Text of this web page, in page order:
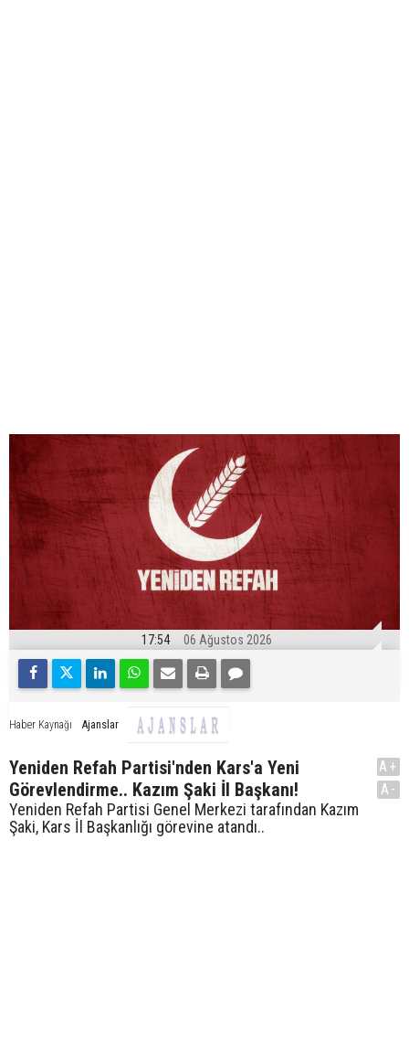
17:54 06 Ağustos 2026
Haber Kaynağı Ajanslar
Yeniden Refah Partisi'nden Kars'a Yeni
Görevlendirme.. Kazım Şaki İl Başkanı!
Yeniden Refah Partisi Genel Merkezi tarafından Kazım
Şaki, Kars İl Başkanlığı görevine atandı..
A+
A-